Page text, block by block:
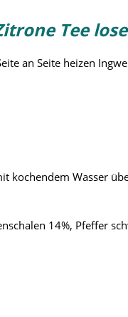
Tee lose
an Seite heizen
kochendem Wasser
14%, Pfeffer